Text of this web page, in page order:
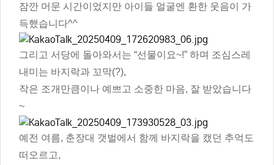
잠깐 머문 시간이었지만 아이들 얼굴엔 환한 웃음이 가
득했습니다^^
그리고 서당에 돌아와서는 “선물이요~!” 하며 조심스레
내미는 바지락과 꼬막(?),
작은 조개만큼이나 예쁘고 소중한 마음, 잘 받았습니다
~
예전 여름, 춘장대 갯벌에서 함께 바지락을 캤던 추억도
떠오르고,